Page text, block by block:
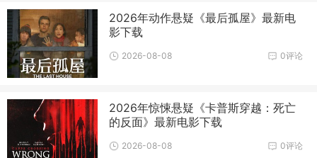
2026年动作悬疑《最后孤屋》最新电
影下载
0评论
2026-08-08
2026年惊悚悬疑《卡普斯穿越：死亡
的反面》最新电影下载
0评论
2026-08-08